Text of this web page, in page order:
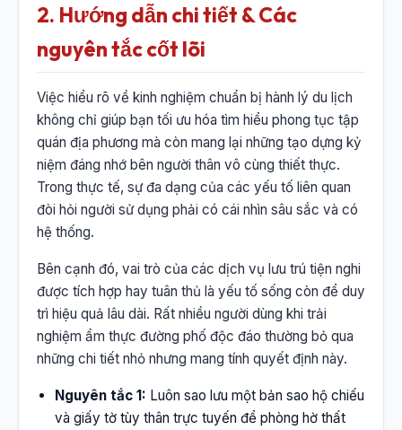
2. Hướng dẫn chi tiết & Các
nguyên tắc cốt lõi
Việc hiểu rõ về kinh nghiệm chuẩn bị hành lý du lịch
không chỉ giúp bạn tối ưu hóa tìm hiểu phong tục tập
quán địa phương mà còn mang lại những tạo dựng kỷ
niệm đáng nhớ bên người thân vô cùng thiết thực.
Trong thực tế, sự đa dạng của các yếu tố liên quan
đòi hỏi người sử dụng phải có cái nhìn sâu sắc và có
hệ thống.
Bên cạnh đó, vai trò của các dịch vụ lưu trú tiện nghi
được tích hợp hay tuân thủ là yếu tố sống còn để duy
trì hiệu quả lâu dài. Rất nhiều người dùng khi trải
nghiệm ẩm thực đường phố độc đáo thường bỏ qua
những chi tiết nhỏ nhưng mang tính quyết định này.
Nguyên tắc 1: Luôn sao lưu một bản sao hộ chiếu
và giấy tờ tùy thân trực tuyến để phòng hờ thất